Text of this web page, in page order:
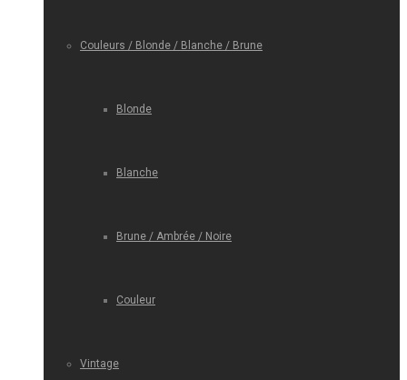
Couleurs / Blonde / Blanche / Brune
Blonde
Blanche
Brune / Ambrée / Noire
Couleur
Vintage